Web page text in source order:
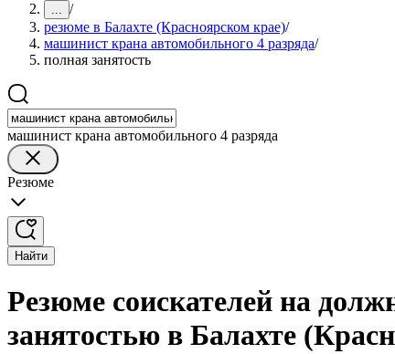
... /
резюме в Балахте (Красноярском крае)/
машинист крана автомобильного 4 разряда/
полная занятость
машинист крана автомобильного 4 разряда
Резюме
Найти
Резюме соискателей на
занятостью в Балахте